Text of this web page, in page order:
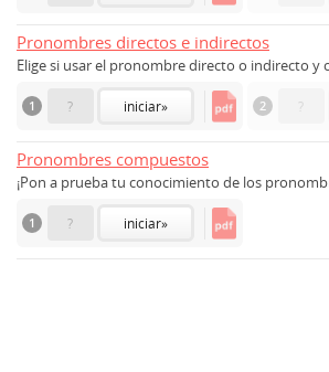
Pronombres directos e indirectos
Elige si usar el pronombre directo o indirecto y
1 ? iniciar» 2 ?
Pronombres compuestos
¡Pon a prueba tu conocimiento de los
1 ? iniciar»